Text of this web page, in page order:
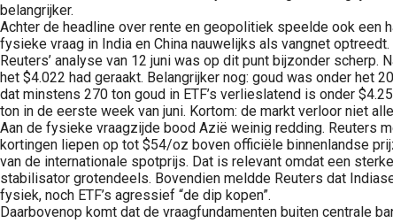
belangrijker.
Achter de headline over rente en geopolitiek speelde ook een
fysieke vraag in India en China nauwelijks als vangnet
Reuters’ analyse van 12 juni was op dit punt bijzonder scherp.
het $4.022 had geraakt. Belangrijker nog: goud was onder het
dat minstens 270 ton goud in ETF’s verlieslatend is onder
ton in de eerste week van juni. Kortom: de markt verloor niet
Aan de fysieke vraagzijde bood Azië weinig redding. Reuters
kortingen liepen op tot $54/oz boven officiële binnenlandse
van de internationale spotprijs. Dat is relevant omdat een
stabilisator grotendeels. Bovendien meldde Reuters dat
fysiek, noch ETF’s agressief “de dip kopen”.
Daarbovenop komt dat de vraagfundamenten buiten centrale